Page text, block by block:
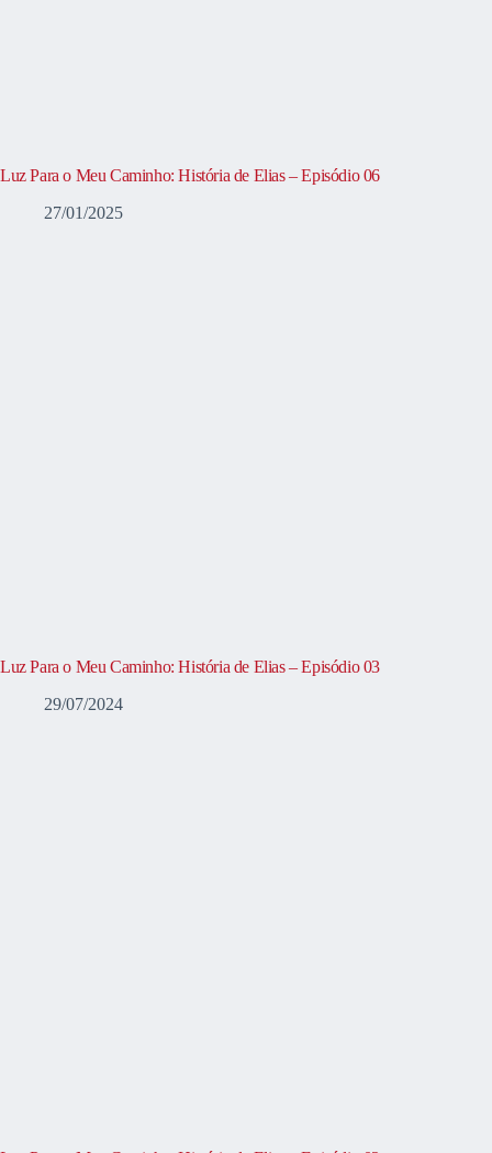
Luz Para o Meu Caminho: História de Elias – Episódio 06
27/01/2025
Luz Para o Meu Caminho: História de Elias – Episódio 03
29/07/2024